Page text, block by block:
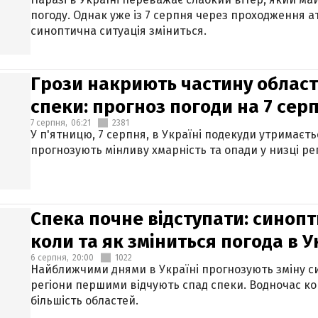
погоду. Однак уже із 7 серпня через проходження
синоптична ситуація зміниться.
Грози накриють частину
спеки: прогноз погоди на 7
7 серпня, 06:21 2381
У п'ятницю, 7 серпня, в Україні подекуди
прогнозують мінливу хмарність та опади у низці
Спека почне відступати:
коли та як зміниться погода в
6 серпня, 20:00 1022
Найближчими днями в Україні прогнозують зміну
регіони першими відчують спад спеки. Водночас
більшість областей.